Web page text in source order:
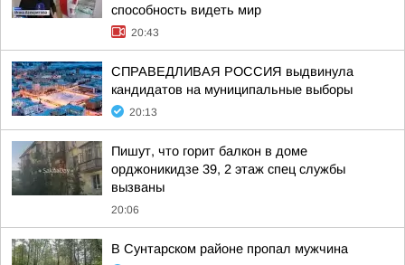
способность видеть мир
20:43
СПРАВЕДЛИВАЯ РОССИЯ выдвинула
кандидатов на муниципальные выборы
20:13
Пишут, что горит балкон в доме
орджоникидзе 39, 2 этаж спец службы
вызваны
20:06
В Сунтарском районе пропал мужчина